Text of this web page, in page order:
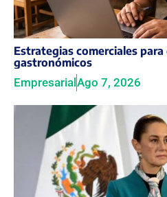
Estrategias comerciales
gastronómicos
EmpresarialAgo 7, 2026